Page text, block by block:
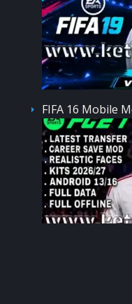
FIFA 16 Mobile